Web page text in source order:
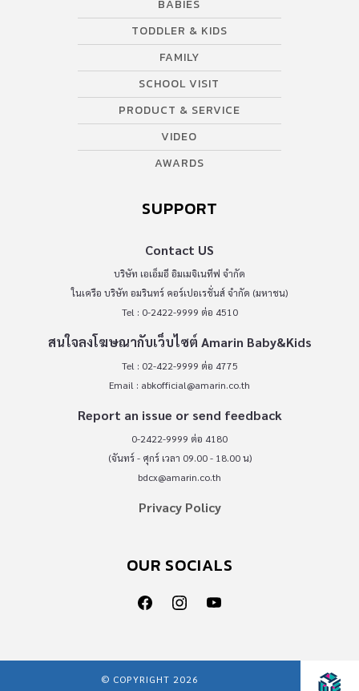
BABIES
TODDLER & KIDS
FAMILY
SCHOOL VISIT
PRODUCT & SERVICE
VIDEO
AWARDS
SUPPORT
Contact US
บริษัท เอเอ็มอี อิมเมจิเนทีฟ จำกัด
ในเครือ บริษัท อมรินทร์ คอร์เปอเรชั่นส์ จำกัด (มหาชน)
Tel : 0-2422-9999 ต่อ 4510
สนใจลงโฆษณากับเว็บไซต์ Amarin Baby&Kids
Tel : 02-422-9999 ต่อ 4775
Email : abkofficial@amarin.co.th
Report an issue or send feedback
0-2422-9999 ต่อ 4180
(จันทร์ - ศุกร์ เวลา 09.00 - 18.00 น)
bdcx@amarin.co.th
Privacy Policy
OUR SOCIALS
© COPYRIGHT 2026